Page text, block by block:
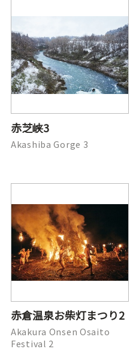
赤芝峡3
Akashiba Gorge 3
赤倉温泉お柴灯まつり2
Akakura Onsen Osaito
Festival 2